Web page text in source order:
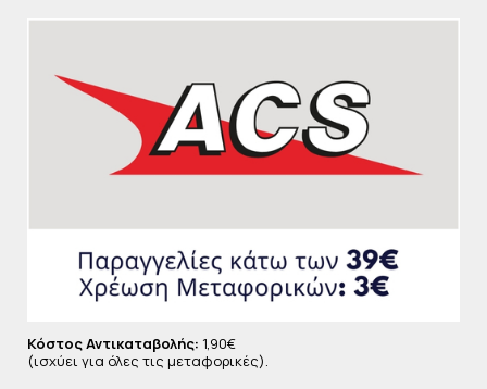
βιταμίνες Β) όταν η πρόσληψη του συμπληρώματος
είναι μακροχρόνια.
Κόστος Αντικαταβολής: 1,90€
(ισχύει για όλες τις μεταφορικές).